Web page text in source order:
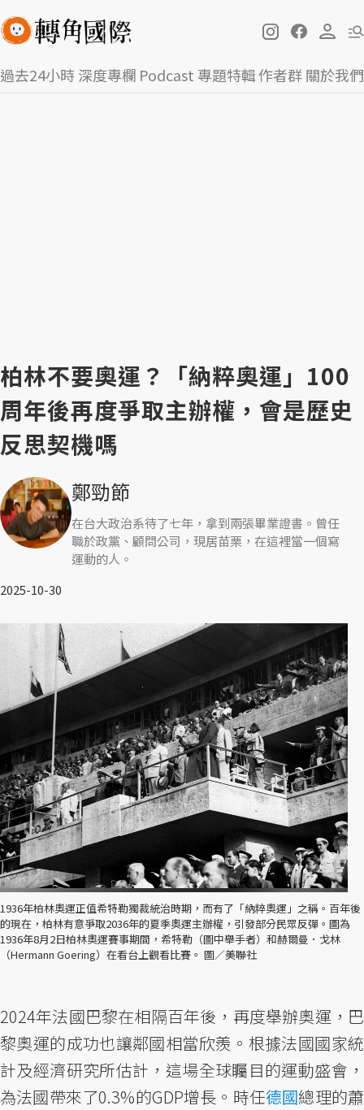
過去24小時深度專欄 Podcast 專題特輯作者群關於我們
柏林不要奧運？「納粹奧運」100
周年後再度爭取主辦權，會是歷史
反思契機嗎
鄭勁節
在台大政治系待了七年，拿到兩張畢業證書。曾任
職於政黨、顧問公司，現居苗栗，在這裡當一個寫
運動的人。
2025-10-30
1936年柏林奧運正值希特勒獨裁統治時期，而有了「納粹奧運」之稱。百年後
的現在，柏林有意爭取2036年的夏季奧運主辦權，引發部分民眾反彈。圖為
1936年8月2日柏林奧運賽事期間，希特勒（圖中舉手者）和赫爾曼．戈林
（Hermann Goering）在看台上觀看比賽。 圖／美聯社
2024年法國巴黎在相隔百年後，再度舉辦奧運，巴
黎奧運的成功也讓鄰國相當欣羨。根據法國國家統
計及經濟研究所估計，這場全球矚目的運動盛會，
為法國帶來了0.3%的GDP增長。時任德國總理的蕭